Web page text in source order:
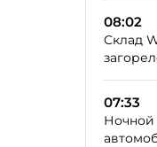
08:02
Склад
07:33